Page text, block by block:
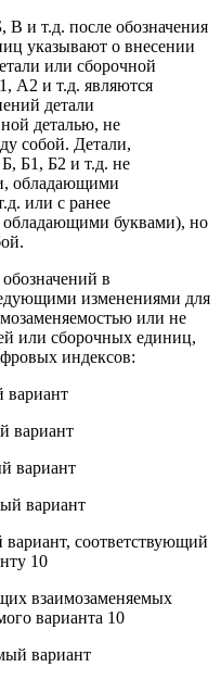
и т.д. после обозначения
указывают о внесении
или сборочной
А2 и т.д. являются
детали
деталью, не
собой. Детали,
Б1, Б2 и т.д. не
обладающими
или с ранее
буквами), но
в
изменениями для
или не
или сборочных единиц,
индексов:
вариант
вариант
вариант
вариант
соответствующий
10
взаимозаменяемых
варианта 10
вариант